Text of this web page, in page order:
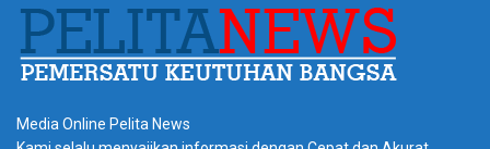
Media Online Pelita News